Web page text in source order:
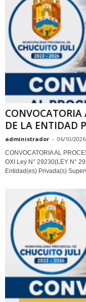
CONVOCATORIA
DE LA ENTIDAD
administrador - 06/10/2026
CONVOCATORIA AL
OXI Ley N° 29230(LEY N°
Entidad(es) Privada(s)